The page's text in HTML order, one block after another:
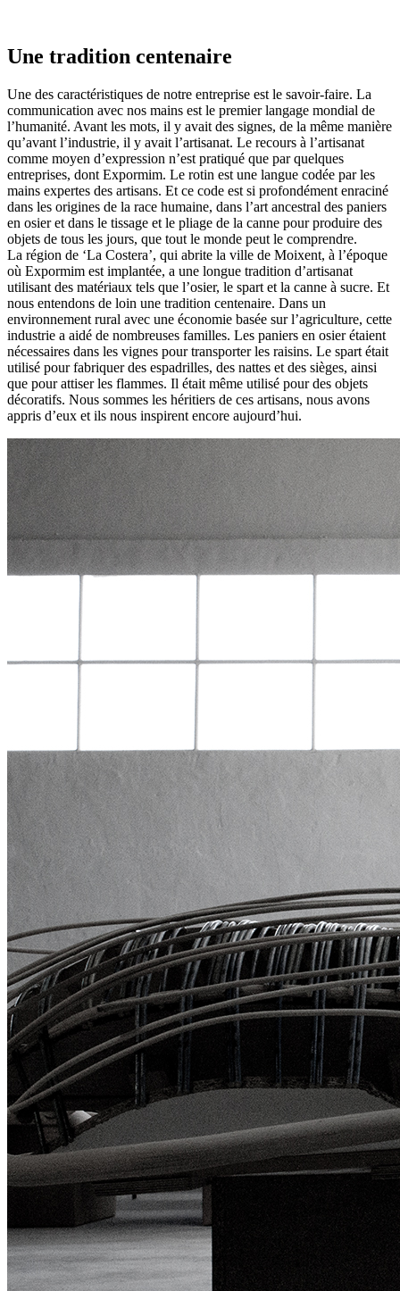
Une tradition centenaire
Une des caractéristiques de notre entreprise est le savoir-faire. La
communication avec nos mains est le premier langage mondial de
l’humanité. Avant les mots, il y avait des signes, de la même manière
qu’avant l’industrie, il y avait l’artisanat. Le recours à l’artisanat
comme moyen d’expression n’est pratiqué que par quelques
entreprises, dont Expormim. Le rotin est une langue codée par les
mains expertes des artisans. Et ce code est si profondément enraciné
dans les origines de la race humaine, dans l’art ancestral des paniers
en osier et dans le tissage et le pliage de la canne pour produire des
objets de tous les jours, que tout le monde peut le comprendre.
La région de ‘La Costera’, qui abrite la ville de Moixent, à l’époque
où Expormim est implantée, a une longue tradition d’artisanat
utilisant des matériaux tels que l’osier, le spart et la canne à sucre. Et
nous entendons de loin une tradition centenaire. Dans un
environnement rural avec une économie basée sur l’agriculture, cette
industrie a aidé de nombreuses familles. Les paniers en osier étaient
nécessaires dans les vignes pour transporter les raisins. Le spart était
utilisé pour fabriquer des espadrilles, des nattes et des sièges, ainsi
que pour attiser les flammes. Il était même utilisé pour des objets
décoratifs. Nous sommes les héritiers de ces artisans, nous avons
appris d’eux et ils nous inspirent encore aujourd’hui.